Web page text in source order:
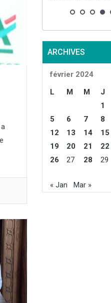
de
et de
de
repli
par la
ARCHIVES
février 2024
L
M M J
1
5
6 7 8
12
13 14 15
19
20 21 22
26
27 28 29
« Jan Mar »